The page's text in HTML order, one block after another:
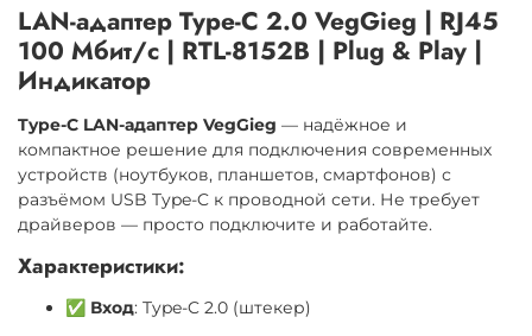
LAN-адаптер Type-C 2.0 VegGieg | RJ45
100 Мбит/с | RTL-8152B | Plug & Play |
Индикатор
Type-C LAN-адаптер VegGieg — надёжное и
компактное решение для подключения современных
устройств (ноутбуков, планшетов, смартфонов) с
разъёмом USB Type-C к проводной сети. Не требует
драйверов — просто подключите и работайте.
Характеристики:
✅ Вход: Type-C 2.0 (штекер)